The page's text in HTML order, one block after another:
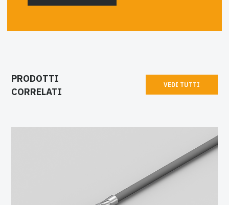
PRODOTTI
CORRELATI
VEDI TUTTI